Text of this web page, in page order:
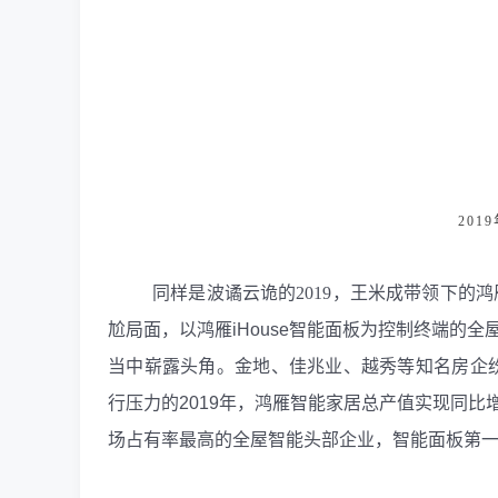
2019
同样是波谲云诡的2019，王米成带领下的
尬局面，以鸿雁iHouse智能面板为控制终端的全
当中崭露头角。金地、佳兆业、越秀等知名房
行压力的2019年，鸿雁智能家居总产值实现同比
场占有率最高的全屋智能头部企业，智能面板第